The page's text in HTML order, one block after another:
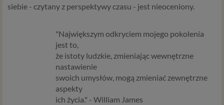
siebie - czytany z perspektywy czasu - jest nieoceniony.
"Największym odkryciem mojego pokolenia
jest to,
że istoty ludzkie, zmieniając wewnętrzne
nastawienie
swoich umysłów, mogą zmieniać zewnętrzne
aspekty
ich życia." - William James